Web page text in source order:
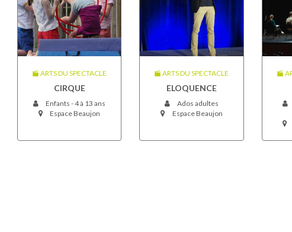
ARTS DU SPECTACLE
CIRQUE
Enfants - 4 à 13 ans
Espace Beaujon
ARTS DU SPECTACLE
ELOQUENCE
Ados adultes
Espace Beaujon